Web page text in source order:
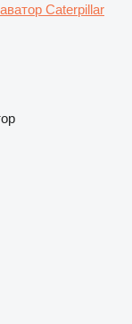
Caterpillar